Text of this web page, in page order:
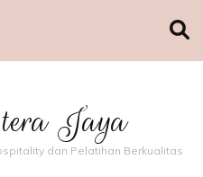
Jaya
dan Pelatihan Berkualitas